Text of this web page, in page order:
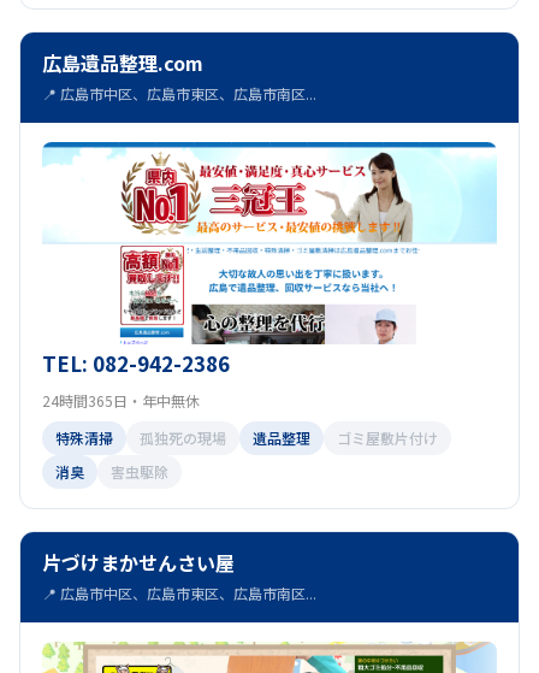
広島遺品整理.com
📍 広島市中区、広島市東区、広島市南区...
TEL: 082-942-2386
24時間365日・年中無休
特殊清掃
孤独死の現場 遺品整理
ゴミ屋敷片付け
消臭
害虫駆除
片づけまかせんさい屋
📍 広島市中区、広島市東区、広島市南区...